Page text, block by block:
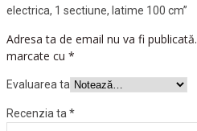
electrica, 1 sectiune, latime 100 cm”
Adresa ta de email nu va fi publicată.
marcate cu *
Evaluarea ta
Recenzia ta *